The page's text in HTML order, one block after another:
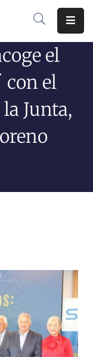
el
con el
Junta,